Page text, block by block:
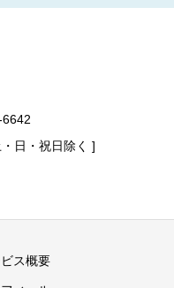
日・祝日除く ]
ス概要